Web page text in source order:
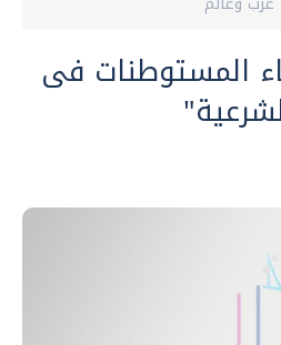
المستوطنات فى